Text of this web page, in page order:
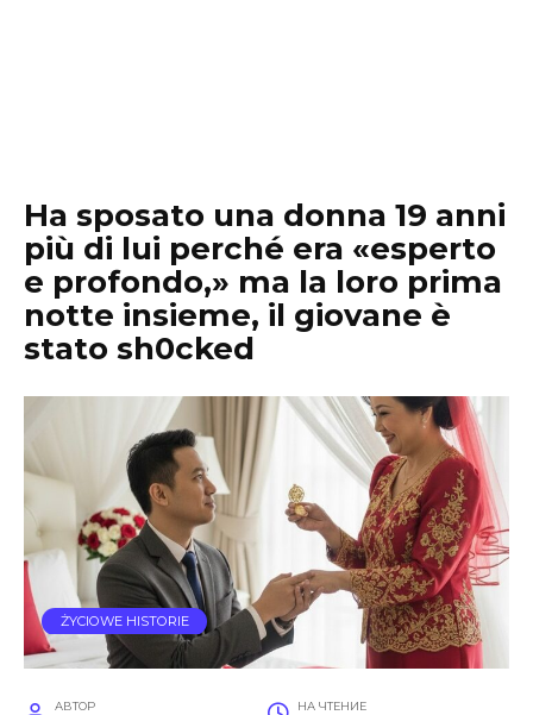
Ha sposato una donna 19 anni
più di lui perché era «esperto
e profondo,» ma la loro prima
notte insieme, il giovane è
stato sh0cked
ŻYCIOWE HISTORIE
АВТОР НА ЧТЕНИЕ